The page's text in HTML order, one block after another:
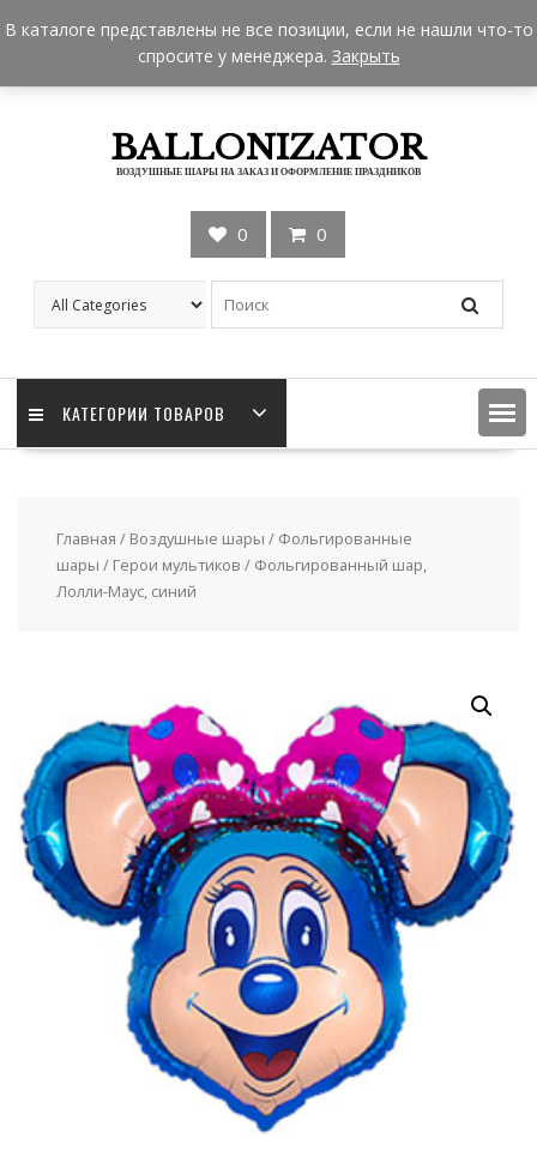
to
+7 962 957-18-50
zakaz@ballonizator.ru
Мы в Москве
Часы работы: 9:00 - 22:00
BALLONIZATOR
ВОЗДУШНЫЕ ШАРЫ НА ЗАКАЗ И ОФОРМЛЕНИЕ ПРАЗДНИКОВ
0 0
КАТЕГОРИИ ТОВАРОВ
Главная / Воздушные шары / Фольгированные
шары / Герои мультиков / Фольгированный шар,
Лолли-Маус, синий
В каталоге представлены не все позиции, если не нашли что-то
спросите у менеджера. Закрыть